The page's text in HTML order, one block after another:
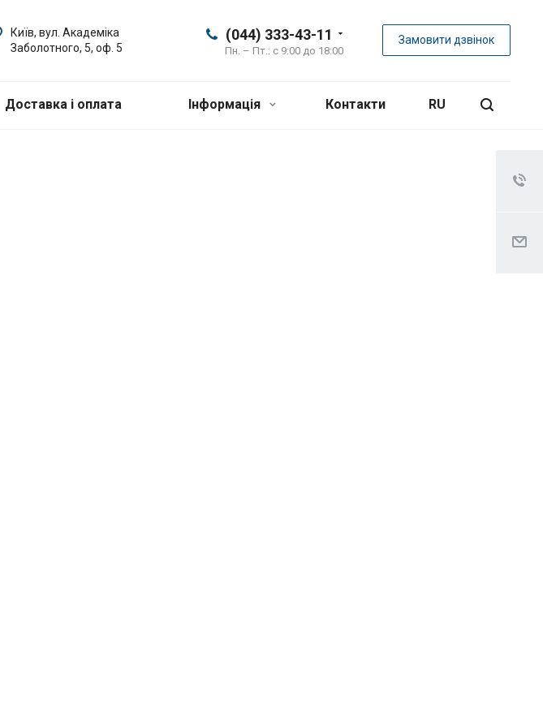
(044) 333-43-11
Пн. – Пт.: с 9:00 до 18:00
Замовити дзвінок
Київ, вул. Академіка
Заболотного, 5, оф. 5
Доставка і оплата Інформація Контакти RU